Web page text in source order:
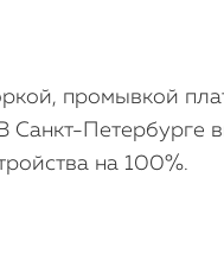
промывкой
Санкт-Петербурге
на 100%.